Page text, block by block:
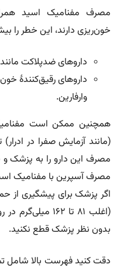
مصرف مفنامیک اسید
خون‌ر‌یزی دارند، این خطر را
داروهای ضدپلاکت
داروهای رقیق‌کنندۀ خون
وارفارین.
همچنین ممکن است
(مانند آزمایش صفرا در ادرار)
مصرف این دارو را به پزشک و
مصرف آسپرین با مفنامیک
اگر پزشک برای پیشگیری از
(اغلب ۸۱ تا ۱۶۲
بدون نظر پزشک قطع نکنید.
دقت کنید فهرست بالا شامل